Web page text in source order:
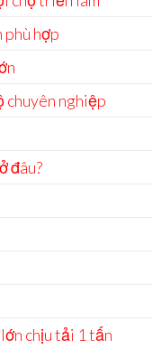
phù hợp
chuyên nghiệp
đâu?
chịu tải 1 tấn